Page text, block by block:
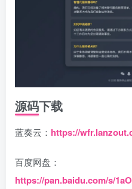
源码下载
蓝奏云： https://
百度网盘：
https://pan.baidu.com/s/